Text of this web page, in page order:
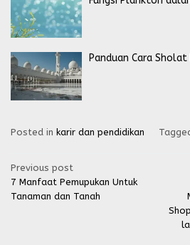
Panduan Cara
Posted in karir dan pendidikan
Post
navigation
Previous post
7 Manfaat Pemupukan Untuk
Tanaman dan Tanah